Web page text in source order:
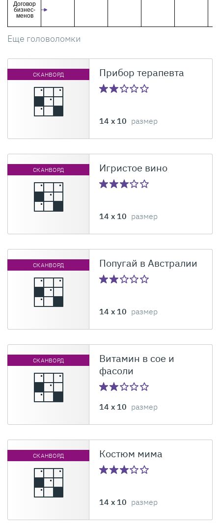
Договор
бизнес-
менов
Еще головоломки
СКАНВОРД Прибор терапевта
14 x 10 размер
СКАНВОРД Игристое вино
14 x 10 размер
СКАНВОРД Попугай в Австралии
14 x 10 размер
СКАНВОРД
Витамин в сое и
фасоли
14 x 10 размер
СКАНВОРД Костюм мима
14 x 10 размер